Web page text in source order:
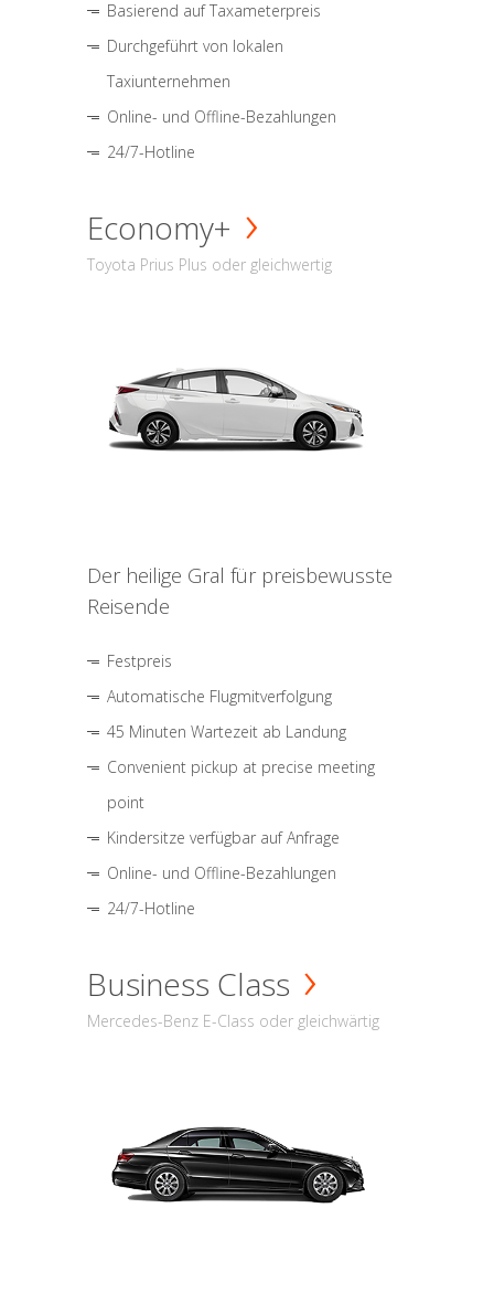
Basierend auf Taxameterpreis
Durchgeführt von lokalen
Taxiunternehmen
Online- und Offline-Bezahlungen
24/7-Hotline
Economy+
Toyota Prius Plus oder gleichwertig
Der heilige Gral für preisbewusste
Reisende
Festpreis
Automatische Flugmitverfolgung
45 Minuten Wartezeit ab Landung
Convenient pickup at precise meeting
point
Kindersitze verfügbar auf Anfrage
Online- und Offline-Bezahlungen
24/7-Hotline
Business Class
Mercedes-Benz E-Class oder gleichwärtig